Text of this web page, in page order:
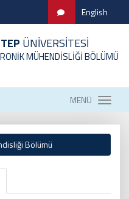
English
ÜNİVERSİTESİ
MÜHENDİSLİĞİ BÖLÜMÜ
MENÜ
Bölümü